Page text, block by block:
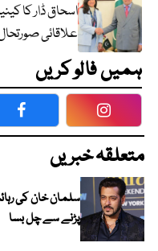
اسحاق ڈار کا
علاقائی
ہمیں فالو کریں
Facebook
متعلقہ خبریں
سلمان خان کی
پڑنے سے چل بسا